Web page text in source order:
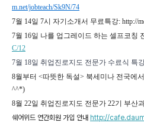
m.net/jobteach/Sk9N/74
7월 14일 7시 자기소개서 무료특강: http://
7월 16일 나를 업그레이드 하는 셀프코칭
C/12
7월 18일 취업진로지도 전문가 수료식 특
8월부터 <따뜻한 독설> 북세미나 전국에
^^*)
8월 22일 취업진로지도 전문가 22기 부산
쉐어위드 연간회원 가입 안내 http://